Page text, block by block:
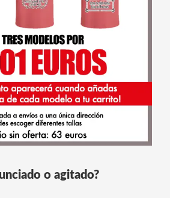
o agitado?